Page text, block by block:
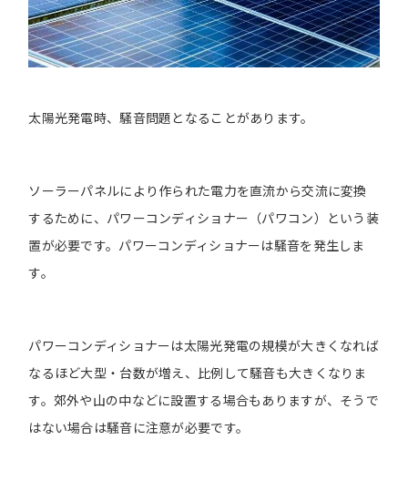
太陽光発電時、騒音問題となることがあります。
ソーラーパネルにより作られた電力を直流から交流に変換
するために、パワーコンディショナー（パワコン）という装
置が必要です。パワーコンディショナーは騒音を発生しま
す。
パワーコンディショナーは太陽光発電の規模が大きくなれば
なるほど大型・台数が増え、比例して騒音も大きくなりま
す。郊外や山の中などに設置する場合もありますが、そうで
はない場合は騒音に注意が必要です。